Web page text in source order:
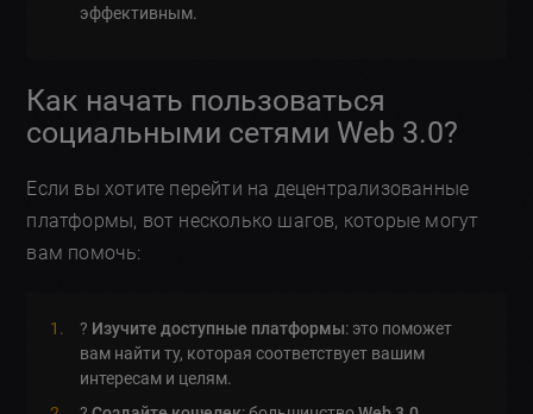
эффективным.
Как начать пользоваться
социальными сетями Web 3.0?
Если вы хотите перейти на децентрализованные
платформы, вот несколько шагов, которые могут
вам помочь:
? Изучите доступные платформы: это поможет
вам найти ту, которая соответствует вашим
интересам и целям.